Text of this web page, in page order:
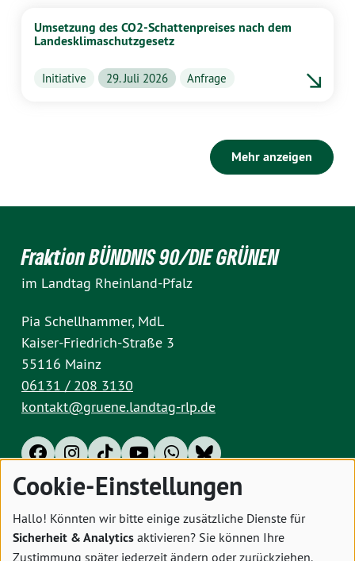
Umsetzung des CO2-Schattenpreises nach dem
Landesklimaschutzgesetz
Initiative 29. Juli 2026 Anfrage
Mehr anzeigen
Fraktion BÜNDNIS 90/DIE GRÜNEN
im Landtag Rheinland-Pfalz
Pia Schellhammer, MdL
Kaiser-Friedrich-Straße 3
55116 Mainz
06131 / 208 3130
kontakt@gruene.landtag-rlp.de
Impressum Datenschutz Cookies
Cookie-Einstellungen
Hallo! Könnten wir bitte einige zusätzliche Dienste für
Sicherheit & Analytics aktivieren? Sie können Ihre
Zustimmung später jederzeit ändern oder zurückziehen.